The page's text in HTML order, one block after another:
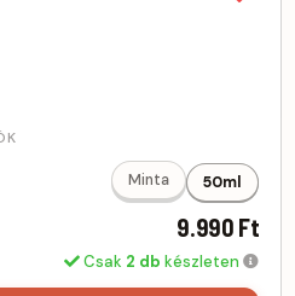
Minta 50ml
9.990 Ft
Csak 2 db készleten